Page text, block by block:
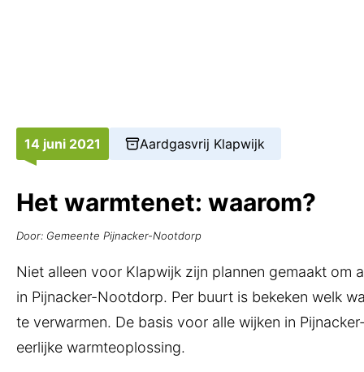
14 juni 2021 Aardgasvrij Klapwijk
Het warmtenet: waarom?
Door: Gemeente Pijnacker-Nootdorp
Niet alleen voor Klapwijk zijn plannen gemaakt om
in Pijnacker-Nootdorp. Per buurt is bekeken welk
te verwarmen. De basis voor alle wijken in
eerlijke warmteoplossing.